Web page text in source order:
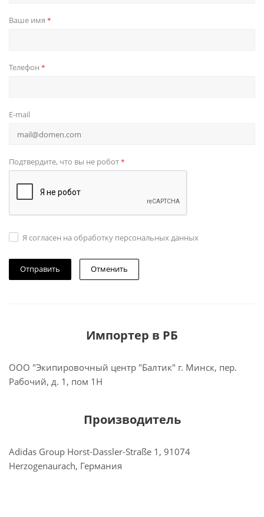
Ваше имя *
Телефон *
E-mail
Подтвердите, что вы не робот*
Я согласен на обработку персональных данных
Отменить
Импортер в РБ
ООО "Экипировочный центр "Балтик" г. Минск, пер.
Рабочий, д. 1, пом 1Н
Производитель
Adidas Group Horst-Dassler-Straße 1, 91074
Herzogenaurach, Германия